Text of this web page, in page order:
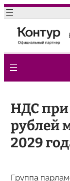
Перейти
содержимому
НДС
рублей
2029
Группа